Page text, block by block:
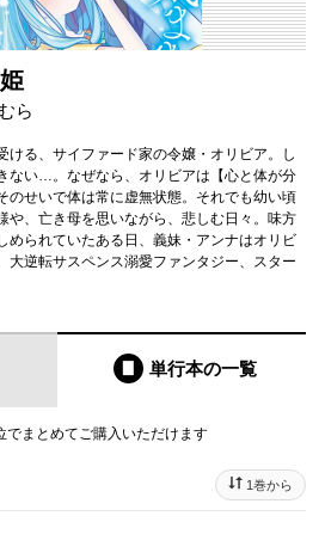
ら
ける、サイファード家の令嬢・オリビア。し
ない…。なぜなら、オリビアは【心と体が分
のせいで体は常に虚無状態。それでも幼い頃
や、亡き母を思いながら、悲しむ日々。味方
められていたある日、義妹・アンナはオリビ
逆転サスペンス溺愛ファンタジー、スター
単行本の一覧
でまとめてご購入いただけます
1巻から